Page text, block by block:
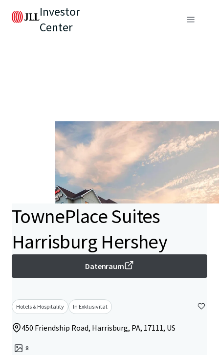
Investor
Center
TownePlace Suites
Harrisburg Hershey
Datenraum
Hotels & Hospitality In Exklusivität
450 Friendship Road, Harrisburg, PA, 17111, US
8